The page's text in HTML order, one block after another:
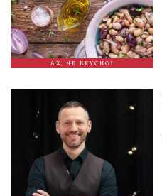
АХ, ЧЕ ВКУСНО!